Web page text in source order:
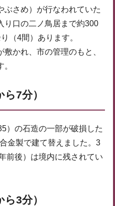
ぶさめ）が行なわれていた
り口の二ノ鳥居まで約300
（4間）あります。
かれ、市の管理のもと、
7分）
）の石造の一部が破損した
金製で建て替えました。3
前後）は境内に残されてい
3分）